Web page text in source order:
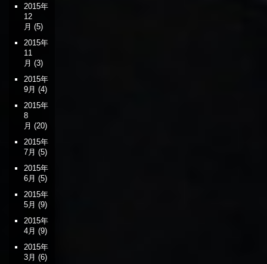
2015年
12
月 (5)
2015年
11
月 (3)
2015年
9月 (4)
2015年
8
月 (20)
2015年
7月 (5)
2015年
6月 (5)
2015年
5月 (9)
2015年
4月 (9)
2015年
3月 (6)